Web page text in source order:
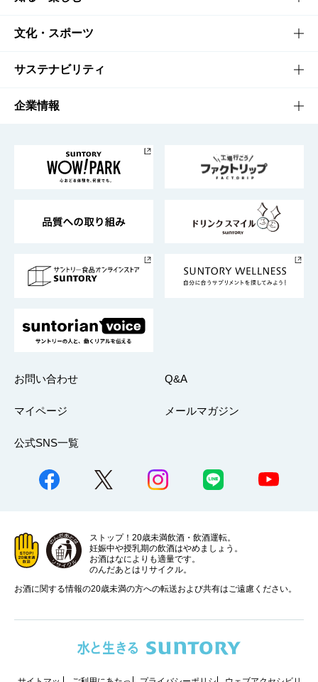
商品一覧
商品発売情報
栄養成分一覧
知る・楽しむTOP
キャンペーン
工場見学
地域情報
文化・スポーツ
文化・スポーツTOP
サントリーホール
サントリーサンバーズ大阪
サステナビリティ
サステナビリティTOP
サントリーが考えるサステナビリティ経営
企業情報
企業概要
採用情報
お問い合わせ Q&A
マイページ メールマガジン
公式SNS一覧
ストップ！20歳未満飲酒・飲酒運転。
妊娠中や授乳期の飲酒はやめましょう。
お酒はなによりも適量です。
のんだあとはリサイクル。
お酒に関する情報の20歳未満の方への転送および共有はご遠慮ください。